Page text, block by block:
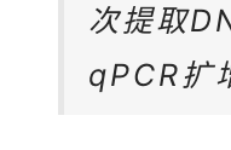
次提取
qPCR扩